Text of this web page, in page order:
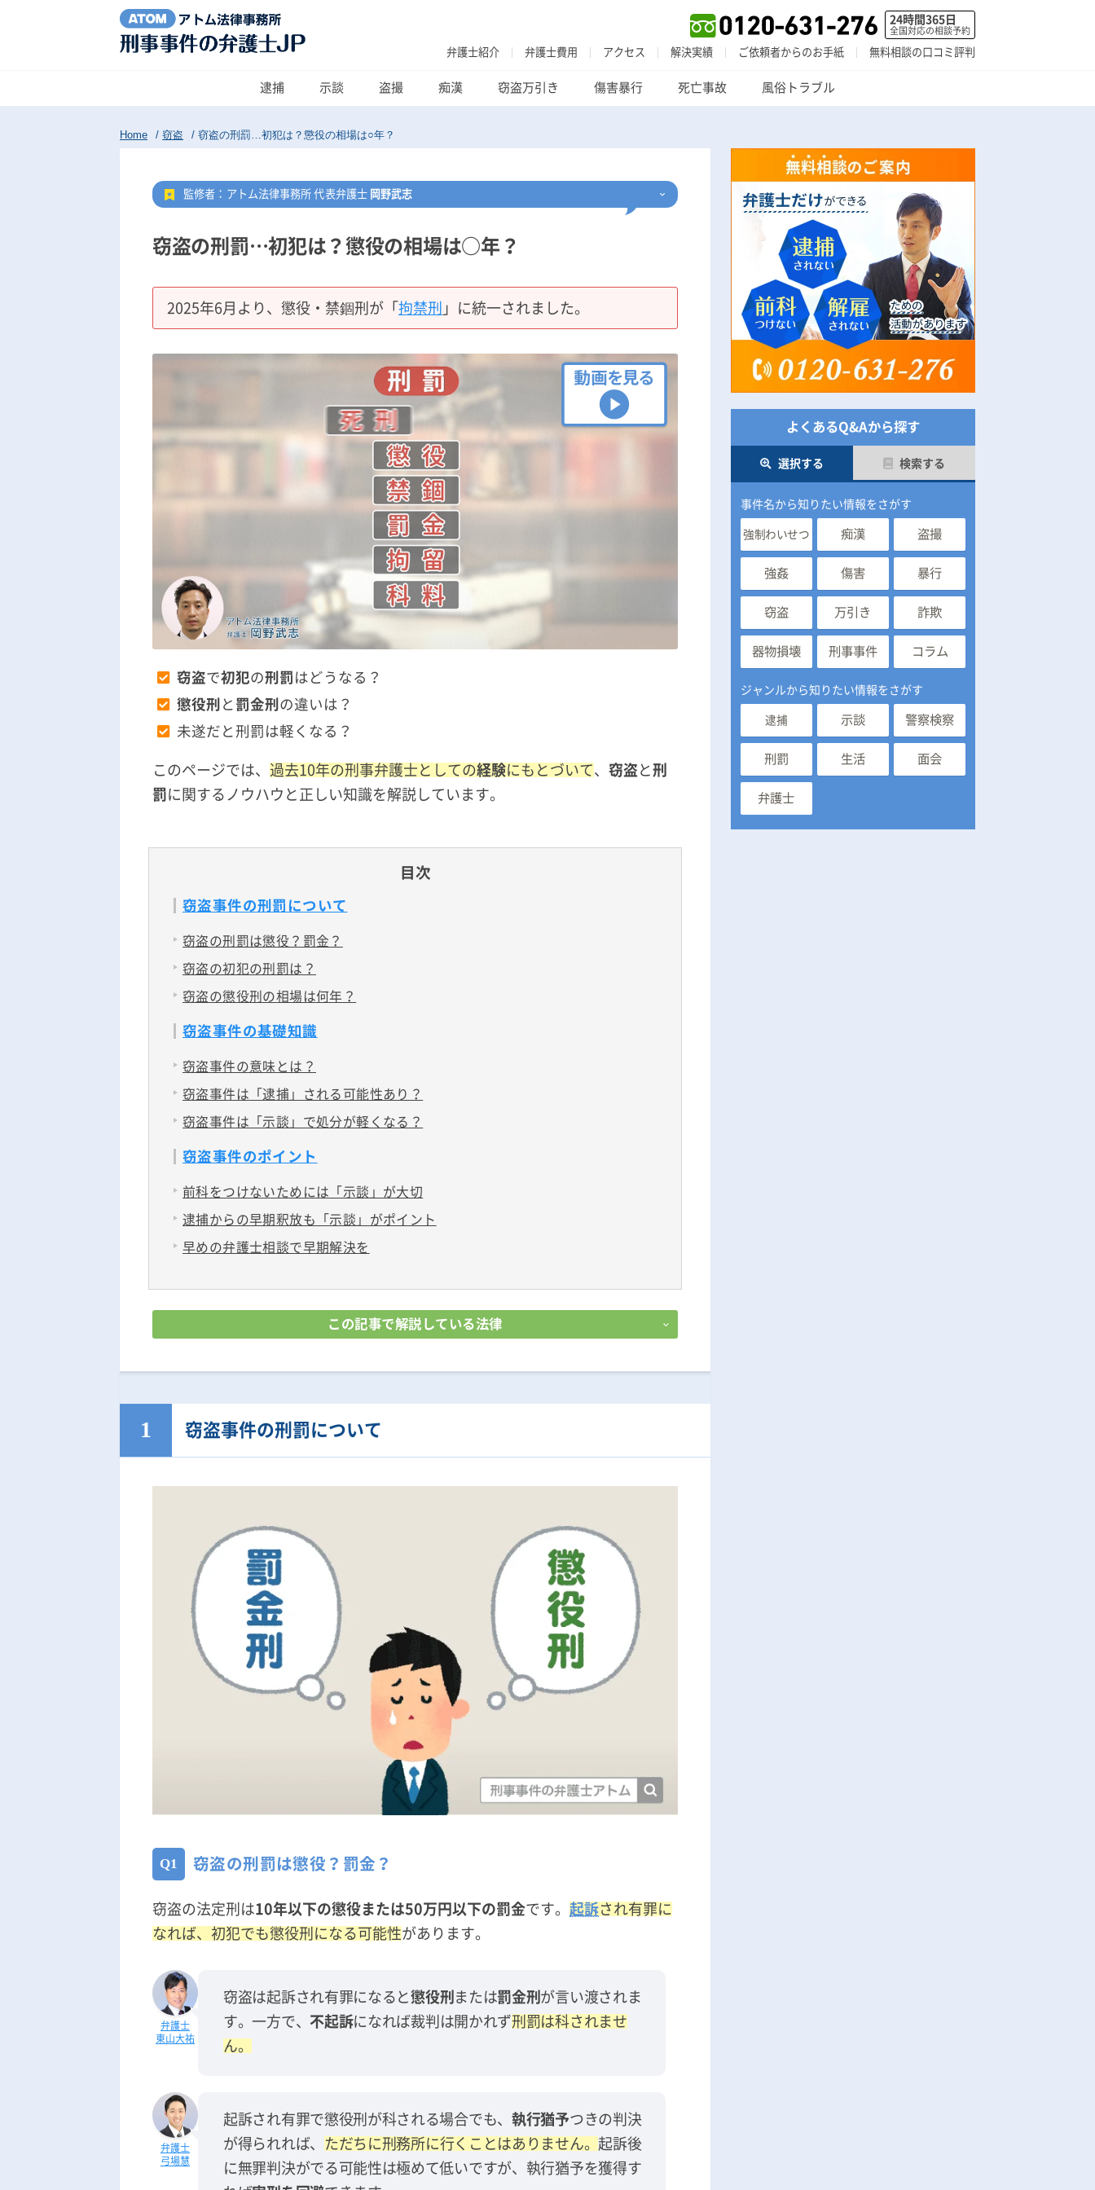
24時間365日
全国対応の相談予約
弁護士紹介 弁護士費用 アクセス 解決実績 ご依頼者からのお手紙 無料相談の口コミ評判
刑事事件でお困りの方
刑事事件の無料相談
刑事事件の記事一覧
アトムについて 知りたい方
弁護士紹介
弁護士費用
アクセス
解決実績
逮捕 示談 盗撮 痴漢 窃盗万引き 傷害暴行 死亡事故 風俗トラブル
Home / 窃盗 / 窃盗の刑罰…初犯は？懲役の相場は○年？
監修者：アトム法律事務所 代表弁護士 岡野武志
窃盗の刑罰…初犯は？懲役の相場は○年？
2025年6月より、懲役・禁錮刑が「 拘禁刑 」に統一されました。
窃盗で初犯の刑罰 はどうなる？
懲役刑 と 罰金刑 の違いは？
未遂だと刑罰は軽くなる？
このページでは、 過去10年の刑事弁護士としての経験にもとづいて、 窃盗 と 刑
罰に関するノウハウと正しい知識を解説しています。
目次
窃盗事件の刑罰について
窃盗の刑罰は懲役？罰金？
窃盗の初犯の刑罰は？
窃盗の懲役刑の相場は何年？
窃盗事件の基礎知識
窃盗事件の意味とは？
窃盗事件は「逮捕」される可能性あり？
窃盗事件は「示談」で処分が軽くなる？
窃盗事件のポイント
前科をつけないためには「示談」が大切
逮捕からの早期釈放も「示談」がポイント
早めの弁護士相談で早期解決を
この記事で解説している法律
窃盗事件の刑罰について
窃盗の刑罰は懲役？罰金？
窃盗の法定刑は10年以下の懲役または50万円以下の罰金です。 起訴され有罪に
なれば、初犯でも懲役刑になる可能性があります。
東山大祐
窃盗は起訴され有罪になると懲役刑 または罰金刑 が言い渡されま
す。一方で、 不起訴になれば裁判は開かれず刑罰は科されませ
ん。
弓場慧
起訴され有罪で懲役刑が科される場合でも、 執行猶予つきの判決
が得られれば、
ただちに刑務所に行くことはありません。 起訴後
に無罪判決がでる可能性は極めて低いですが、執行猶予を獲得す
よくあるQ&Aから探す
選択する 検索する
事件名から知りたい情報をさがす
強制わいせつ 痴漢 盗撮
強姦 傷害 暴行
窃盗 万引き 詐欺
器物損壊 刑事事件 コラム
ジャンルから知りたい情報をさがす
逮捕 示談 警察検察
刑罰 生活 面会
弁護士